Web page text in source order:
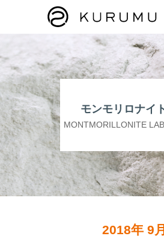
モンモリロナイ
MONTMORILLONITE
2018年 9月
HOME
ABOUT
プロダクト
モンモリロナイトラボ
お知らせ